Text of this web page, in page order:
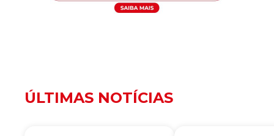
ÚLTIMAS NOTÍCIAS